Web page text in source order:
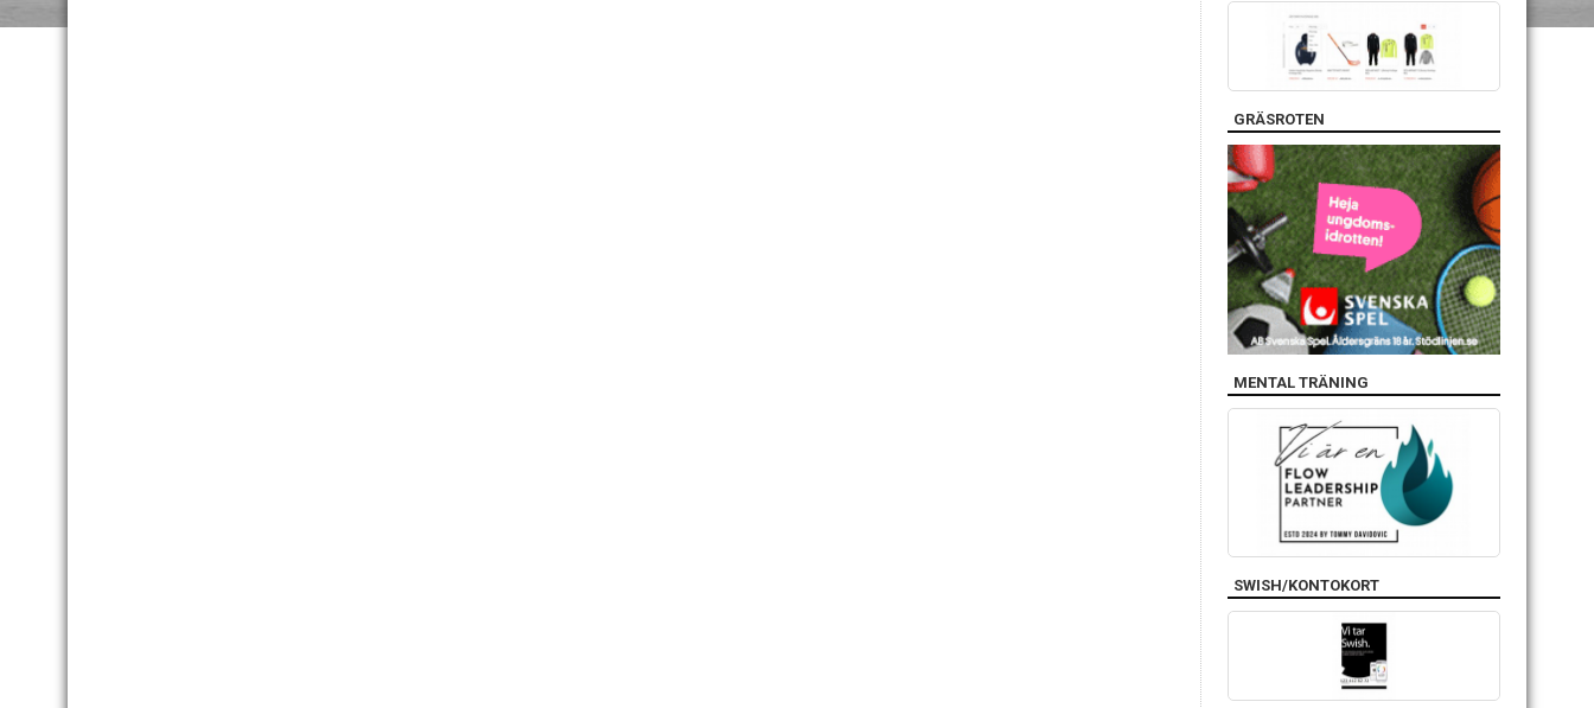
GRÄSROTEN
MENTAL TRÄNING
SWISH/KONTOKORT